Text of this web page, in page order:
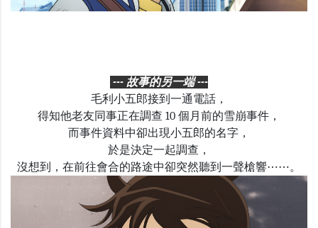
--- 故事的另一端 ---
毛利小五郎接到一通電話，
得知他老友同事正在調查 10 個月前的雪崩事件，
而事件資料中卻出現小五郎的名字，
於是決定一起調查 ，
沒想到，在前往會合的路途中卻突然聽到一聲槍響⋯⋯。